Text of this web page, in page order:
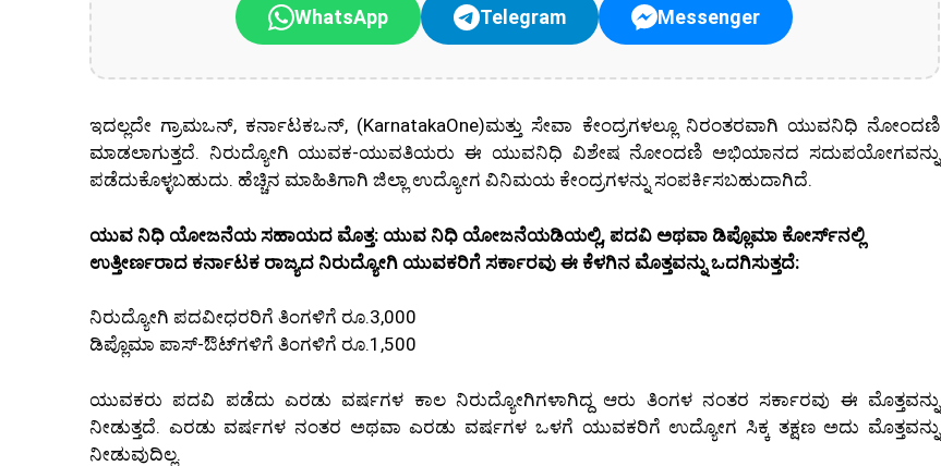
WhatsApp Telegram Messenger
ಇದಲ್ಲದೇ ಗ್ರಾಮಒನ್, ಕರ್ನಾಟಕಒನ್, (KarnatakaOne)ಮತ್ತು ಸೇವಾ ಕೇಂದ್ರಗಳಲ್ಲೂ ನಿರಂತರವಾಗಿ ಯುವನಿಧಿ ನೋಂದಣಿ
ಮಾಡಲಾಗುತ್ತದೆ. ನಿರುದ್ಯೋಗಿ ಯುವಕ-ಯುವತಿಯರು ಈ ಯುವನಿಧಿ ವಿಶೇಷ ನೋಂದಣಿ ಅಭಿಯಾನದ ಸದುಪಯೋಗವನ್ನು
ಪಡೆದುಕೊಳ್ಳಬಹುದು. ಹೆಚ್ಚಿನ ಮಾಹಿತಿಗಾಗಿ ಜಿಲ್ಲಾ ಉದ್ಯೋಗ ವಿನಿಮಯ ಕೇಂದ್ರಗಳನ್ನು ಸಂಪರ್ಕಿಸಬಹುದಾಗಿದೆ.
ಯುವ ನಿಧಿ ಯೋಜನೆಯ ಸಹಾಯದ ಮೊತ್ತ: ಯುವ ನಿಧಿ ಯೋಜನೆಯಡಿಯಲ್ಲಿ, ಪದವಿ ಅಥವಾ ಡಿಪ್ಲೊಮಾ ಕೋರ್ಸ್‌ನಲ್ಲಿ
ಉತ್ತೀರ್ಣರಾದ ಕರ್ನಾಟಕ ರಾಜ್ಯದ ನಿರುದ್ಯೋಗಿ ಯುವಕರಿಗೆ ಸರ್ಕಾರವು ಈ ಕೆಳಗಿನ ಮೊತ್ತವನ್ನು ಒದಗಿಸುತ್ತದೆ:
ನಿರುದ್ಯೋಗಿ ಪದವೀಧರರಿಗೆ ತಿಂಗಳಿಗೆ ರೂ.3,000
ಡಿಪ್ಲೊಮಾ ಪಾಸ್-ಔಟ್‌ಗಳಿಗೆ ತಿಂಗಳಿಗೆ ರೂ.1,500
ಯುವಕರು ಪದವಿ ಪಡೆದು ಎರಡು ವರ್ಷಗಳ ಕಾಲ ನಿರುದ್ಯೋಗಿಗಳಾಗಿದ್ದ ಆರು ತಿಂಗಳ ನಂತರ ಸರ್ಕಾರವು ಈ ಮೊತ್ತವನ್ನು
ನೀಡುತ್ತದೆ. ಎರಡು ವರ್ಷಗಳ ನಂತರ ಅಥವಾ ಎರಡು ವರ್ಷಗಳ ಒಳಗೆ ಯುವಕರಿಗೆ ಉದ್ಯೋಗ ಸಿಕ್ಕ ತಕ್ಷಣ ಅದು ಮೊತ್ತವನ್ನು
ನೀಡುವುದಿಲ್ಲ.